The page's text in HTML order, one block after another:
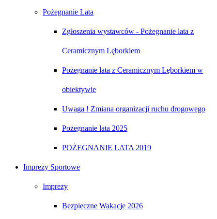
Pożegnanie Lata
Zgłoszenia wystawców - Pożegnanie lata z
Ceramicznym Lęborkiem
Pożegnanie lata z Ceramicznym Lęborkiem w
obiektywie
Uwaga ! Zmiana organizacji ruchu drogowego
Pożegnanie lata 2025
POŻEGNANIE LATA 2019
Imprezy Sportowe
Imprezy
Bezpieczne Wakacje 2026